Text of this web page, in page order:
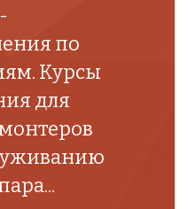
по
Курсы
для